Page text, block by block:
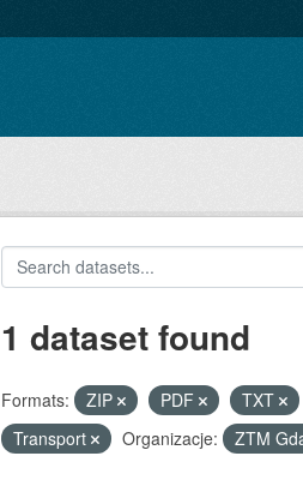
1 dataset found
Formats: ZIP PDF TXT
Transport
Organizacje: ZTM